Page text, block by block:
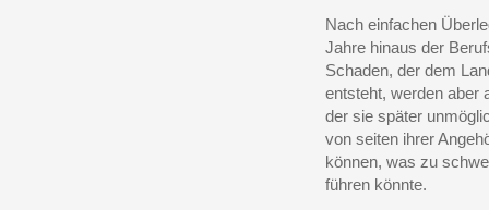
Nach einfachen
Jahre hinaus der
Schaden, der dem
entsteht, werden aber
der sie später
von seiten ihrer
können, was zu
führen könnte.